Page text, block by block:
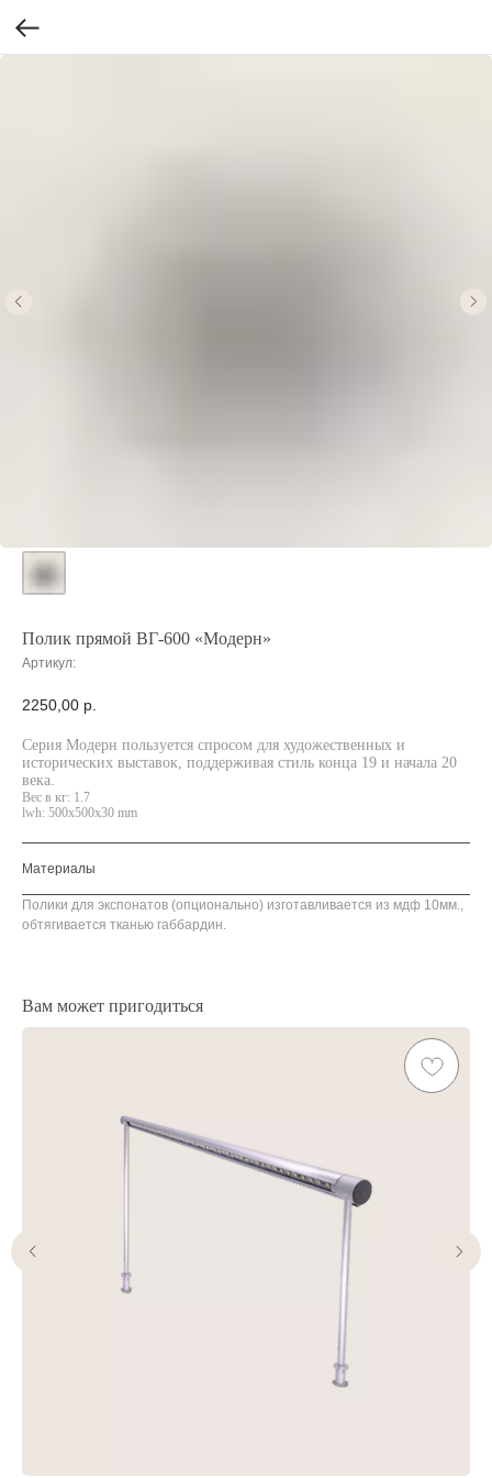
Полик прямой ВГ-600 «Модерн»
Артикул:
2250,00 р.
Серия Модерн пользуется спросом для художественных и
исторических выставок, поддерживая стиль конца 19 и начала 20
века.
Вес в кг: 1.7
lwh: 500x500x30 mm
Материалы
Полики для экспонатов (опционально) изготавливается из мдф 10мм.,
обтягивается тканью габбардин.
Вам может пригодиться